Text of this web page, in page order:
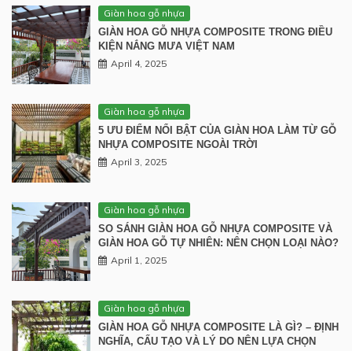
Giàn hoa gỗ nhựa
GIÀN HOA GỖ NHỰA COMPOSITE TRONG ĐIỀU
KIỆN NẮNG MƯA VIỆT NAM
April 4, 2025
Giàn hoa gỗ nhựa
5 ƯU ĐIỂM NỔI BẬT CỦA GIÀN HOA LÀM TỪ GỖ
NHỰA COMPOSITE NGOÀI TRỜI
April 3, 2025
Giàn hoa gỗ nhựa
SO SÁNH GIÀN HOA GỖ NHỰA COMPOSITE VÀ
GIÀN HOA GỖ TỰ NHIÊN: NÊN CHỌN LOẠI NÀO?
April 1, 2025
Giàn hoa gỗ nhựa
GIÀN HOA GỖ NHỰA COMPOSITE LÀ GÌ? – ĐỊNH
NGHĨA, CẤU TẠO VÀ LÝ DO NÊN LỰA CHỌN